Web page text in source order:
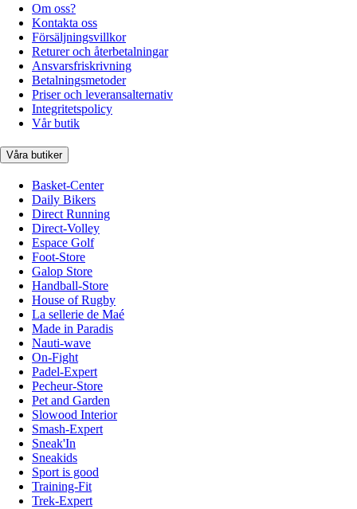
Om oss?
Kontakta oss
Försäljningsvillkor
Returer och återbetalningar
Ansvarsfriskrivning
Betalningsmetoder
Priser och leveransalternativ
Integritetspolicy
Vår butik
Våra butiker
Basket-Center
Daily Bikers
Direct Running
Direct-Volley
Espace Golf
Foot-Store
Galop Store
Handball-Store
House of Rugby
La sellerie de Maé
Made in Paradis
Nauti-wave
On-Fight
Padel-Expert
Pecheur-Store
Pet and Garden
Slowood Interior
Smash-Expert
Sneak'In
Sneakids
Sport is good
Training-Fit
Trek-Expert